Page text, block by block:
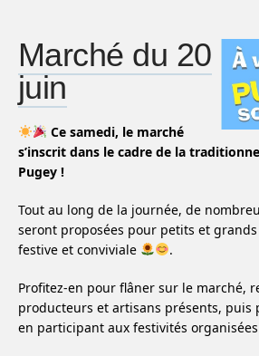
Marché du 20
juin
Ce samedi, le marché
s’inscrit dans le cadre de la
Pugey !
Tout au long de la journée, de
seront proposées pour petits et
festive et conviviale
.
Profitez-en pour flâner sur le marché,
producteurs et artisans présents, puis
en participant aux festivités